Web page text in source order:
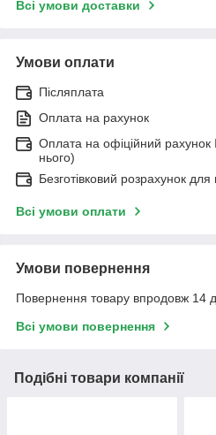
Всі умови доставки
Умови оплати
Післяплата
Оплата на рахунок
Оплата на офіційний
нього)
Безготівковий розрахунок
Всі умови оплати
Умови повернення
Повернення товару впродовж 14
Всі умови повернення
Подібні товари компанії